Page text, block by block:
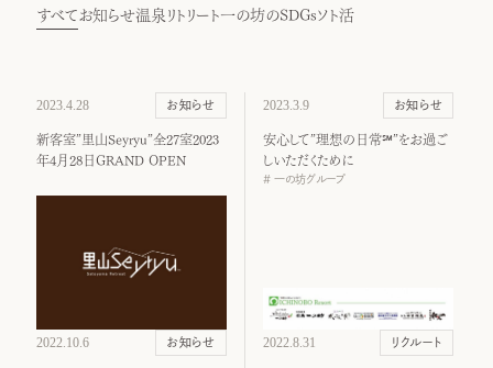
すべてお知らせ温泉リトリート一の坊のSDGsソト活
2023.4.28 お知らせ
新客室”里山Seyryu”全27室2023
年4月28日GRAND OPEN
2023.3.9 お知らせ
安心して”理想の日常℠”をお過ご
しいただくために
一の坊グループ
2022.10.6 お知らせ 2022.8.31 リクルート